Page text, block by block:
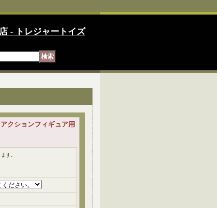
- トレジャートイズ
クションフィギュア用
す。